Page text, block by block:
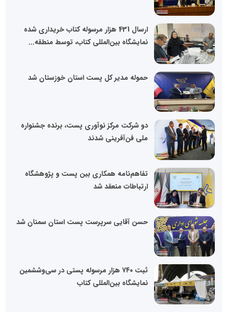
ارسال 431 هزار مرسوله کتاب خریداری شده
نمایشگاه بین‌المللی کتاب، توسط منطقه...
حموله مدیر کل پست استان خوزستان شد
دو شرکت مرکز نوآوری پست، برنده جشنواره
ملی فن‌آفرینی شدند
تفاهم‌نامه همکاری بین پست و پژوهشگاه
ارتباطات منعقد شد
حسن آقایی سرپرست پست استان سمنان شد
ثبت ۷۴۰ هزار مرسوله پستی در سی‌وششمین
نمایشگاه بین‌المللی کتاب